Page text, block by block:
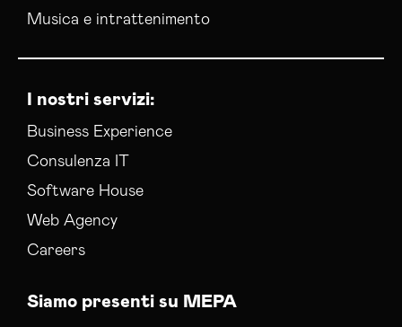
Musica e intrattenimento
I nostri servizi:
Business Experience
Consulenza IT
Software House
Web Agency
Careers
Siamo presenti su MEPA